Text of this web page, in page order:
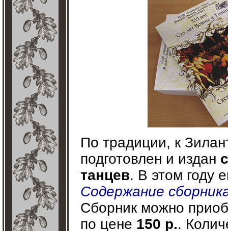
По традиции, к
подготовлен и издан
танцев. В этом году
Содержание
Сборник можно
по цене 150 р..